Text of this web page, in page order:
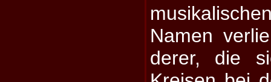
Namen
derer, die